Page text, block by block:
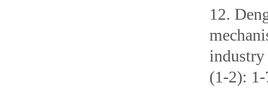
12.
industry
(1-2):